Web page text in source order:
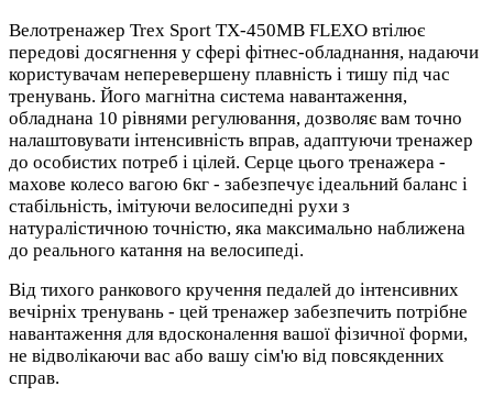
Велотренажер Trex Sport TX-450MB FLEXO втілює
передові досягнення у сфері фітнес-обладнання, надаючи
користувачам неперевершену плавність і тишу під час
тренувань. Його магнітна система навантаження,
обладнана 10 рівнями регулювання, дозволяє вам точно
налаштовувати інтенсивність вправ, адаптуючи тренажер
до особистих потреб і цілей. Серце цього тренажера -
махове колесо вагою 6кг - забезпечує ідеальний баланс і
стабільність, імітуючи велосипедні рухи з
натуралістичною точністю, яка максимально наближена
до реального катання на велосипеді.
Від тихого ранкового кручення педалей до інтенсивних
вечірніх тренувань - цей тренажер забезпечить потрібне
навантаження для вдосконалення вашої фізичної форми,
не відволікаючи вас або вашу сім'ю від повсякденних
справ.